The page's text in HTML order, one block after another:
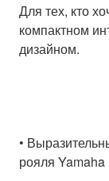
Для тех, кто
компактном
дизайном.
•
рояля Yamaha